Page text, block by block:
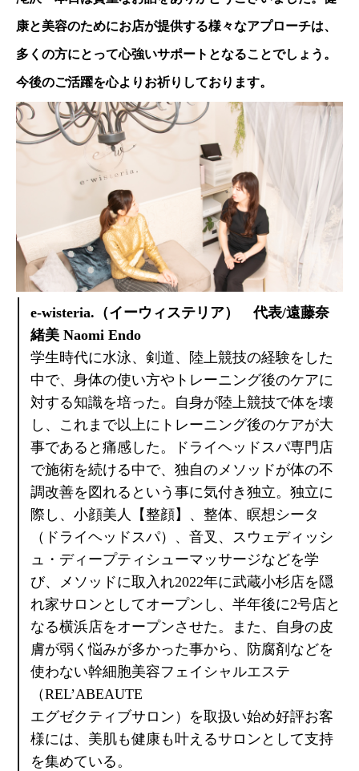
康と美容のためにお店が提供する様々なアプローチは、
多くの方にとって心強いサポートとなることでしょう。
今後のご活躍を心よりお祈りしております。
e-wisteria.（イーウィステリア） 代表/遠藤奈
緒美 Naomi Endo
学生時代に水泳、剣道、陸上競技の経験をした
中で、身体の使い方やトレーニング後のケアに
対する知識を培った。自身が陸上競技で体を壊
し、これまで以上にトレーニング後のケアが大
事であると痛感した。ドライヘッドスパ専門店
で施術を続ける中で、独自のメソッドが体の不
調改善を図れるという事に気付き独立。独立に
際し、小顔美人【整顔】、整体、瞑想シータ
（ドライヘッドスパ）、音叉、スウェディッシ
ュ・ディープティシューマッサージなどを学
び、メソッドに取入れ2022年に武蔵小杉店を隠
れ家サロンとしてオープンし、半年後に2号店と
なる横浜店をオープンさせた。また、自身の皮
膚が弱く悩みが多かった事から、防腐剤などを
使わない幹細胞美容フェイシャルエステ
（REL’ABEAUTE
エグゼクティブサロン）を取扱い始め好評お客
様には、美肌も健康も叶えるサロンとして支持
を集めている。